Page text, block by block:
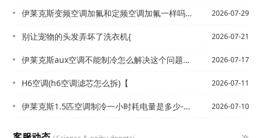
伊莱克斯变频空调加氟和定频空调加氟一样吗-要怎么加-_1=变频空调加氟加错了有什... 2026-07-29
别让宠物的头发弄坏了洗衣机{ 2026-07-21
伊莱克斯aux空调不能制冷怎么解决这个问题\aux空调怎么调节制热 2026-07-17
H6空调(h6空调滤芯怎么拆)【 2026-07-11
伊莱克斯1.5匹空调制冷一小时耗电量是多少-_10\伊莱克斯1.5匹空调制冷与制... 2026-07-10